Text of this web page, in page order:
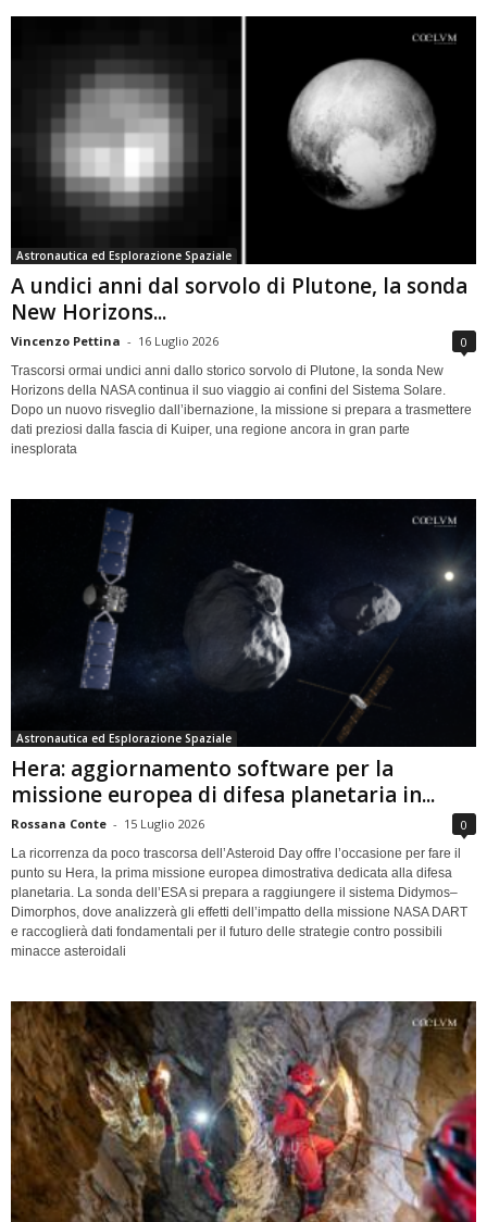
Astronautica ed Esplorazione Spaziale
A undici anni dal sorvolo di Plutone, la sonda
New Horizons...
Vincenzo Pettina - 16 Luglio 2026 0
Trascorsi ormai undici anni dallo storico sorvolo di Plutone, la sonda New
Horizons della NASA continua il suo viaggio ai confini del Sistema Solare.
Dopo un nuovo risveglio dall’ibernazione, la missione si prepara a trasmettere
dati preziosi dalla fascia di Kuiper, una regione ancora in gran parte
inesplorata
Astronautica ed Esplorazione Spaziale
Hera: aggiornamento software per la
missione europea di difesa planetaria in...
Rossana Conte - 15 Luglio 2026 0
La ricorrenza da poco trascorsa dell’Asteroid Day offre l’occasione per fare il
punto su Hera, la prima missione europea dimostrativa dedicata alla difesa
planetaria. La sonda dell’ESA si prepara a raggiungere il sistema Didymos–
Dimorphos, dove analizzerà gli effetti dell’impatto della missione NASA DART
e raccoglierà dati fondamentali per il futuro delle strategie contro possibili
minacce asteroidali